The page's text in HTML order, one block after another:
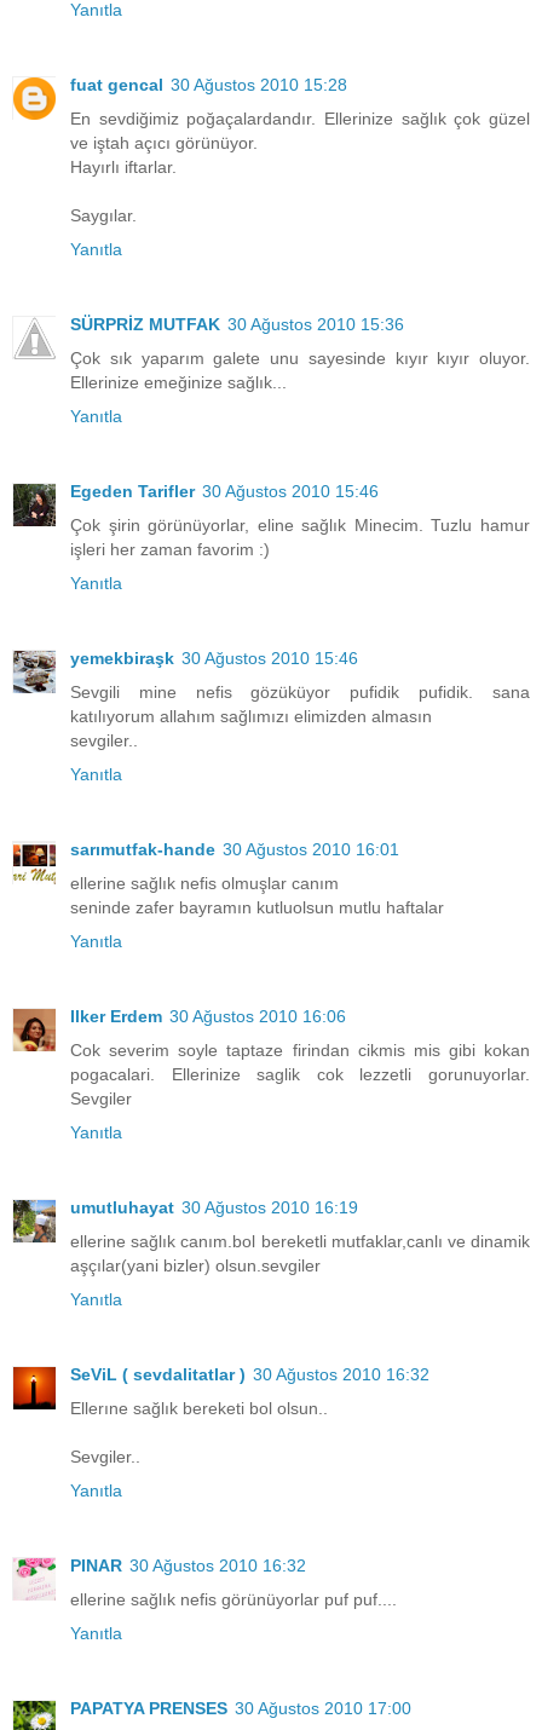
Yanıtla
fuat gencal 30 Ağustos 2010 15:28
En sevdiğimiz poğaçalardandır. Ellerinize sağlık çok güzel
ve iştah açıcı görünüyor.
Hayırlı iftarlar.
Saygılar.
Yanıtla
SÜRPRİZ MUTFAK 30 Ağustos 2010 15:36
Çok sık yaparım galete unu sayesinde kıyır kıyır oluyor.
Ellerinize emeğinize sağlık...
Yanıtla
Egeden Tarifler 30 Ağustos 2010 15:46
Çok şirin görünüyorlar, eline sağlık Minecim. Tuzlu hamur
işleri her zaman favorim :)
Yanıtla
yemekbiraşk 30 Ağustos 2010 15:46
Sevgili mine nefis gözüküyor pufidik pufidik. sana
katılıyorum allahım sağlımızı elimizden almasın
sevgiler..
Yanıtla
sarımutfak-hande 30 Ağustos 2010 16:01
ellerine sağlık nefis olmuşlar canım
seninde zafer bayramın kutluolsun mutlu haftalar
Yanıtla
Ilker Erdem 30 Ağustos 2010 16:06
Cok severim soyle taptaze firindan cikmis mis gibi kokan
pogacalari. Ellerinize saglik cok lezzetli gorunuyorlar.
Sevgiler
Yanıtla
umutluhayat 30 Ağustos 2010 16:19
ellerine sağlık canım.bol bereketli mutfaklar,canlı ve dinamik
aşçılar(yani bizler) olsun.sevgiler
Yanıtla
SeViL ( sevdalitatlar ) 30 Ağustos 2010 16:32
Ellerıne sağlık bereketi bol olsun..
Sevgiler..
Yanıtla
PINAR 30 Ağustos 2010 16:32
ellerine sağlık nefis görünüyorlar puf puf....
Yanıtla
PAPATYA PRENSES 30 Ağustos 2010 17:00